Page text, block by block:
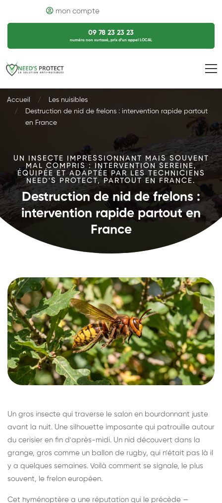
mon compte
09 78 23 23 23
numéro non surtaxé, prix d’un appel LOCAL
Accueil
Les nuisibles
Destruction de nid de frelons : intervention rapide partout
en France
UN INSECTE IMPRESSIONNANT MAIS SOUVENT
MAL COMPRIS : INTERVENTION SEREINE,
ÉQUIPÉE ET ADAPTÉE PAR LES TECHNICIENS
NEED'S PROTECT, PARTOUT EN FRANCE.
Destruction de nid de frelons :
intervention rapide partout en
France
Un gros insecte qui traverse le salon en bourdonnant juste
avant la nuit. Une silhouette imposante qui patrouille autour
du cerisier en fin d'après-midi. Un nid découvert dans la
grange, gros comme un ballon de rugby, qui n'était pas là il
y a quelques semaines. Voilà comment se signale, le plus
souvent, le frelon européen.
Cet hyménoptère a une réputation qui le précède —